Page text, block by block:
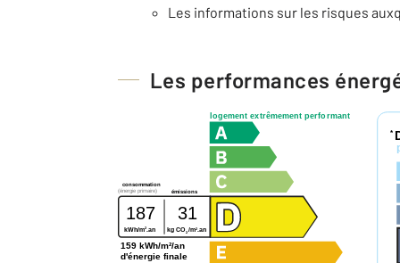
Les informations sur les risques
Les performances
logement extrêmement performant
consommation
émissions
(énergie primaire)
187 31
kWh/m2 .an kg CO2 /m2 .an
159 kWh/m²/an
d'énergie finale
*